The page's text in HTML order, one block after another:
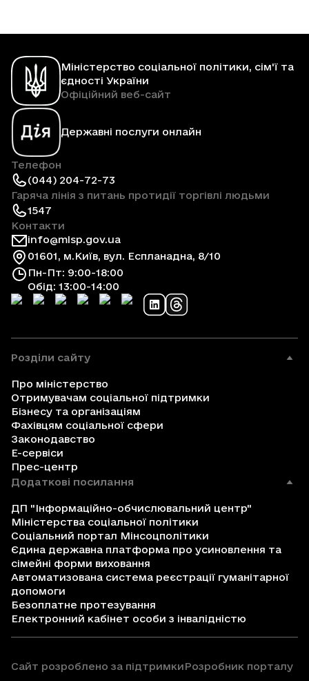
Міністерство соціальної політики, сім'ї та
єдності України
Офіційний веб-сайт
Державні послуги онлайн
Телефон
(044) 204-72-73
Гаряча лінія з питань протидії торгівлі людьми
1547
Контакти
info@mlsp.gov.ua
01601, м.Київ, вул. Еспланадна, 8/10
Пн-Пт: 9:00-18:00
Обід: 13:00-14:00
Розділи сайту
Про міністерство
Отримувачам соціальної підтримки
Бізнесу та організаціям
Фахівцям соціальної сфери
Законодавство
Е-сервіси
Прес-центр
Додаткові посилання
ДП "Інформаційно-обчислювальний центр"
Міністерства соціальної політики
Соціальний портал Мінсоцполітики
Єдина державна платформа про усиновлення та
сімейні форми виховання
Автоматизована система реєстрації гуманітарної
допомоги
Безоплатне протезування
Електронний кабінет особи з інвалідністю
Сайт розроблено за підтримкиРозробник порталу